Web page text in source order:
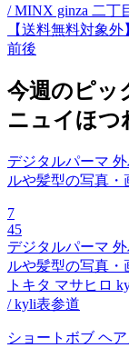
/ MINX ginza 二丁
【送料無料対象
前後
今週のピッ
ニュイほつ
デジタルパーマ
ルや髪型の写真・
7
45
デジタルパーマ
ルや髪型の写真・
トキタ マサヒロ
/ kyli表参道
ショートボブ ヘ